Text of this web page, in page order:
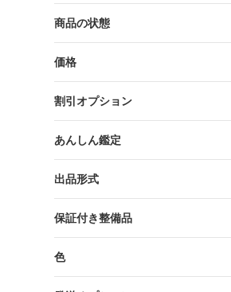
商品の状態
価格
割引オプション
あんしん鑑定
出品形式
保証付き整備品
色